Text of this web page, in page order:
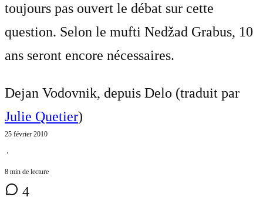
toujours pas ouvert le débat sur cette
question. Selon le mufti Nedžad Grabus, 10
ans seront encore nécessaires.
Dejan Vodovnik, depuis Delo (traduit par
Julie Quetier)
25 février 2010
⋅
8 min de lecture
4